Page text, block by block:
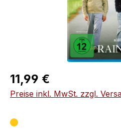
Regulärer Preis:
11,99 €
Preise inkl. MwSt. zzgl.